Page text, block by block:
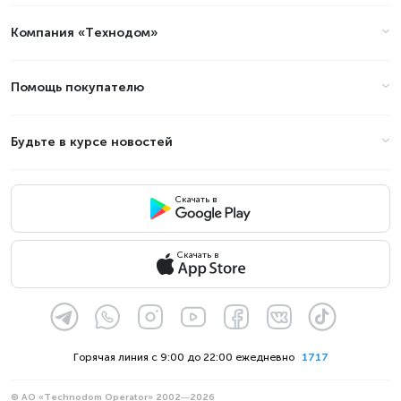
Компания «Технодом»
Помощь покупателю
Будьте в курсе новостей
Скачать в
Скачать в
1717
Горячая линия с 9:00 до 22:00 ежедневно
© АО «Technodom Operator» 2002—2026